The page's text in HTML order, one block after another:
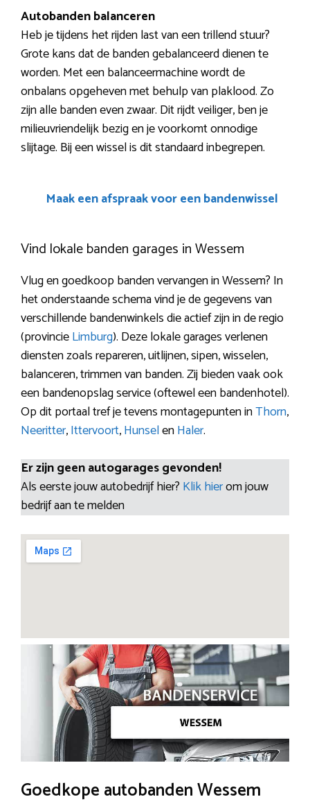
Autobanden balanceren
Heb je tijdens het rijden last van een trillend stuur?
Grote kans dat de banden gebalanceerd dienen te
worden. Met een balanceermachine wordt de
onbalans opgeheven met behulp van plaklood. Zo
zijn alle banden even zwaar. Dit rijdt veiliger, ben je
milieuvriendelijk bezig en je voorkomt onnodige
slijtage. Bij een wissel is dit standaard inbegrepen.
Maak een afspraak voor een bandenwissel
Vind lokale banden garages in Wessem
Vlug en goedkoop banden vervangen in Wessem? In
het onderstaande schema vind je de gegevens van
verschillende bandenwinkels die actief zijn in de regio
(provincieLimburg). Deze lokale garages verlenen
diensten zoals repareren, uitlijnen, sipen, wisselen,
balanceren, trimmen van banden. Zij bieden vaak ook
een bandenopslag service (oftewel een bandenhotel).
Op dit portaal tref je tevens montagepunten inThorn,
Neeritter,Ittervoort,HunselenHaler.
Er zijn geen autogarages gevonden!
Als eerste jouw autobedrijf hier? Klik hierom jouw
bedrijf aan te melden
Goedkope autobanden Wessem